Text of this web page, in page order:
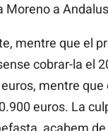
Moreno a
mentre que el
cobrar-la el
mentre
euros. La
acabem